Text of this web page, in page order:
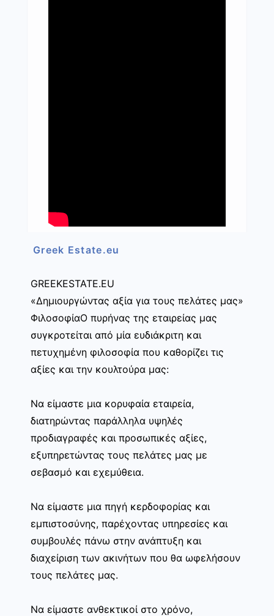
Greek Estate.eu
GREEKESTATE.EU
«Δημιουργώντας αξία για τους πελάτες μας»
ΦιλοσοφίαΟ πυρήνας της εταιρείας μας
συγκροτείται από μία ευδιάκριτη και
πετυχημένη φιλοσοφία που καθορίζει τις
αξίες και την κουλτούρα μας:
Να είμαστε μια κορυφαία εταιρεία,
διατηρώντας παράλληλα υψηλές
προδιαγραφές και προσωπικές αξίες,
εξυπηρετώντας τους πελάτες μας με
σεβασμό και εχεμύθεια.
Να είμαστε μια πηγή κερδοφορίας και
εμπιστοσύνης, παρέχοντας υπηρεσίες και
συμβουλές πάνω στην ανάπτυξη και
διαχείριση των ακινήτων που θα ωφελήσουν
τους πελάτες μας.
Να είμαστε ανθεκτικοί στο χρόνο,